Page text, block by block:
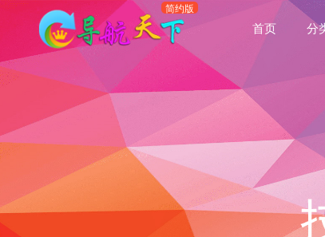
首页 分